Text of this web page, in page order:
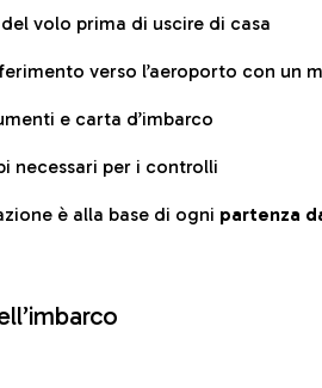
volo prima di uscire di casa
verso l’aeroporto con un
e carta d’imbarco
necessari per i controlli
è alla base di ogni partenza